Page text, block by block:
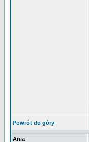
Powrót do góry
Ania